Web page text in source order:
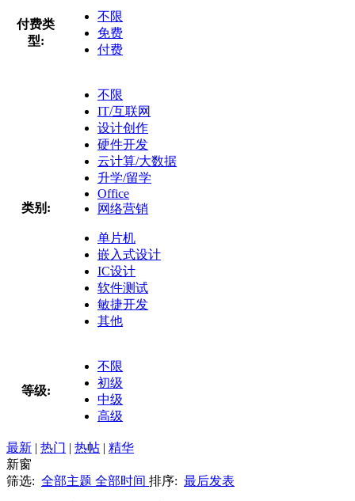
付费类
型:
不限
免费
付费
类别:
不限
IT/互联网
设计创作
硬件开发
云计算/大数据
升学/留学
Office
网络营销
单片机
嵌入式设计
IC设计
软件测试
敏捷开发
其他
等级:
不限
初级
中级
高级
最新 | 热门 | 热帖 | 精华
新窗
筛选: 全部主题 全部时间 排序: 最后发表